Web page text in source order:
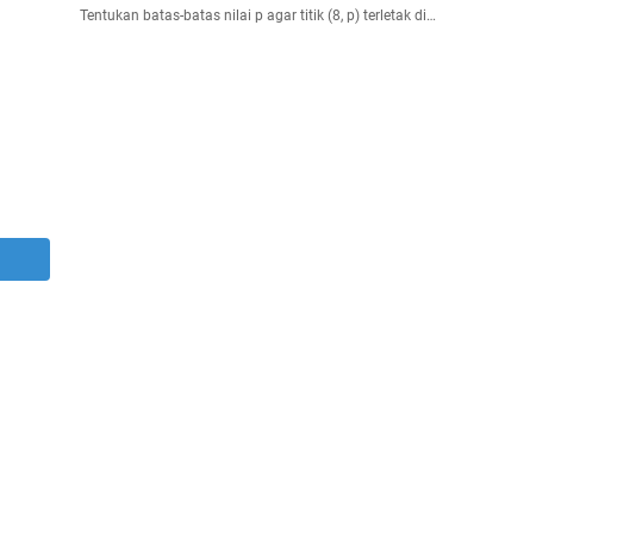
Tentukan batas-batas nilai p agar titik (8, p) terletak di…